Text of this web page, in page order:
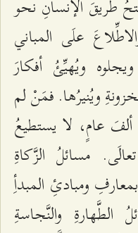
طریقَ الإنسانِ نحو
علَى المباني
ویُهیِّئُ أفكارَ
ویُنیرُها. فمَنْ لم
ألفَ عامٍ، لا یستطیعُ
مسائلُ الزَّكاةِ
ومبادئِ المبدأِ
الطَّهارةِ والنَّجاسةِ